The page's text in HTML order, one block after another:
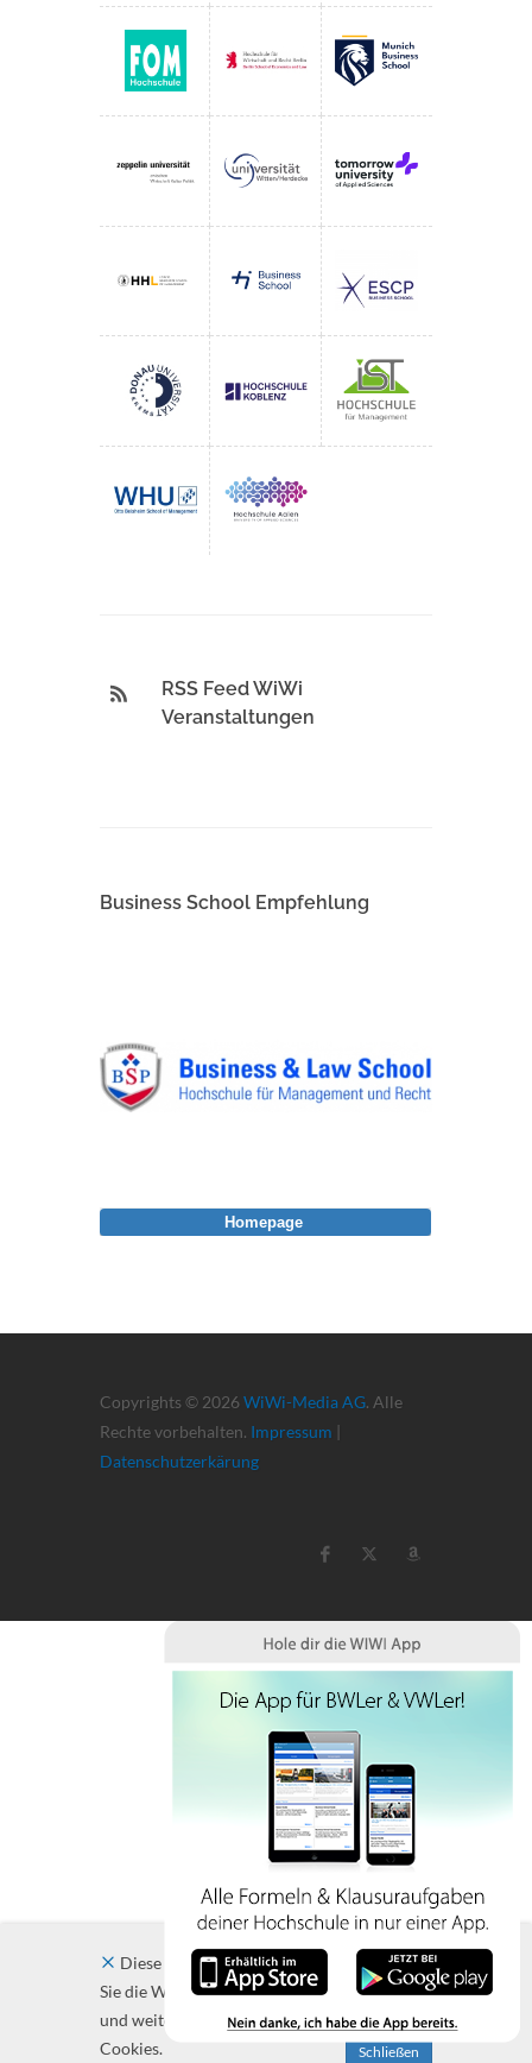
RSS Feed WiWi
Veranstaltungen
Business School Empfehlung
Copyrights © 2026 WiWi-Media AG. Alle
Rechte vorbehalten. Impressum |
Datenschutzerkärung
Diese Website verwendet Cookies. Indem
Sie die Website und ihre Angebote nutzen
und weiter navigieren, akzeptieren Sie diese
Cookies.
Schließen
Homepage